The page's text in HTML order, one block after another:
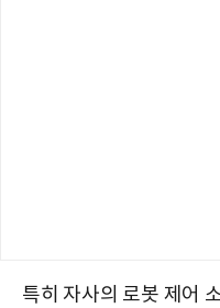
특히 자사의 로봇 제어